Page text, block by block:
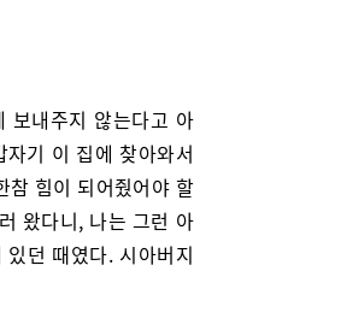
보내주지 않는다고 아
기 이 집에 찾아와서
참 힘이 되어줬어야 할
왔다니, 나는 그런 아
던 때였다. 시아버지